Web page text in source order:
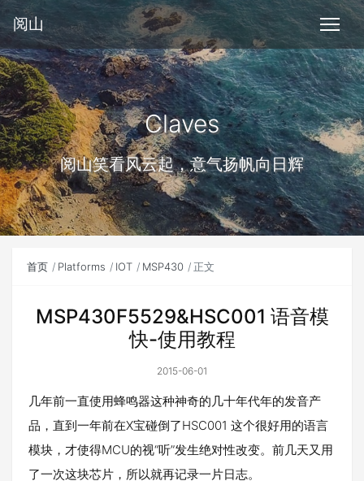
阅山
Claves
阅山笑看风云起，意气扬帆向日辉
首页 Platforms IOT MSP430 正文
MSP430F5529&HSC001 语音模
快-使用教程
2015-06-01
几年前一直使用蜂鸣器这种神奇的几十年代年的发音产
品，直到一年前在X宝碰倒了HSC001 这个很好用的语言
模块，才使得MCU的视“听”发生绝对性改变。前几天又用
了一次这块芯片，所以就再记录一片日志。